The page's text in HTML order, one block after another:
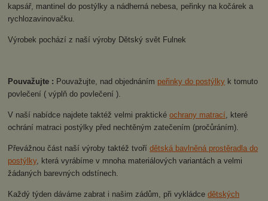
kapsář, mantinel do postýlky a nádherná nebesa, peřinky na kočárek a
rychlozavinovačku.
Výrobek pochází z naší výroby Dětský svět Fulnek
Pouvažujte : Pouvažujte, nad objednáním peřinky do postýlky k tomuto
povlečení ( výplň do povlečení ).
V naší nabídce najdete taktéž velmi praktickéochrany matrací , které
ochrání matraci postýlky před nechtěným zatečením (pročůráním).
Převážnou část naší výroby taktéž tvořídětská bavlněná prostěradla do
postýlky, která vyrábíme v mnoha materiálových variantách a velmi
žádaných barevných odstínech.
Každý týden dáváme zabrat i našim zádům, při vykládcedětských